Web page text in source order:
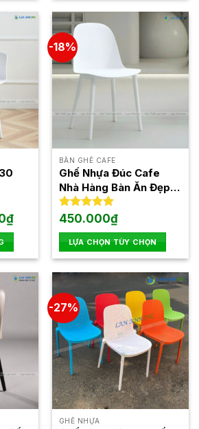
₫Giá
hiện
tại
là:
450.000₫.
-18%
BÀN GHẾ CAFE
Ghế Nhựa Đúc Cafe
Nhà Hàng Bàn Ăn Đẹp
3000
Được xếp
5 sao
450.000₫
LỰA CHỌN TÙY CHỌN
Sản
phẩm
có
nhiều
biến
thể.
Các
tùy
chọn
có
thể
-27%
GHẾ NHỰA